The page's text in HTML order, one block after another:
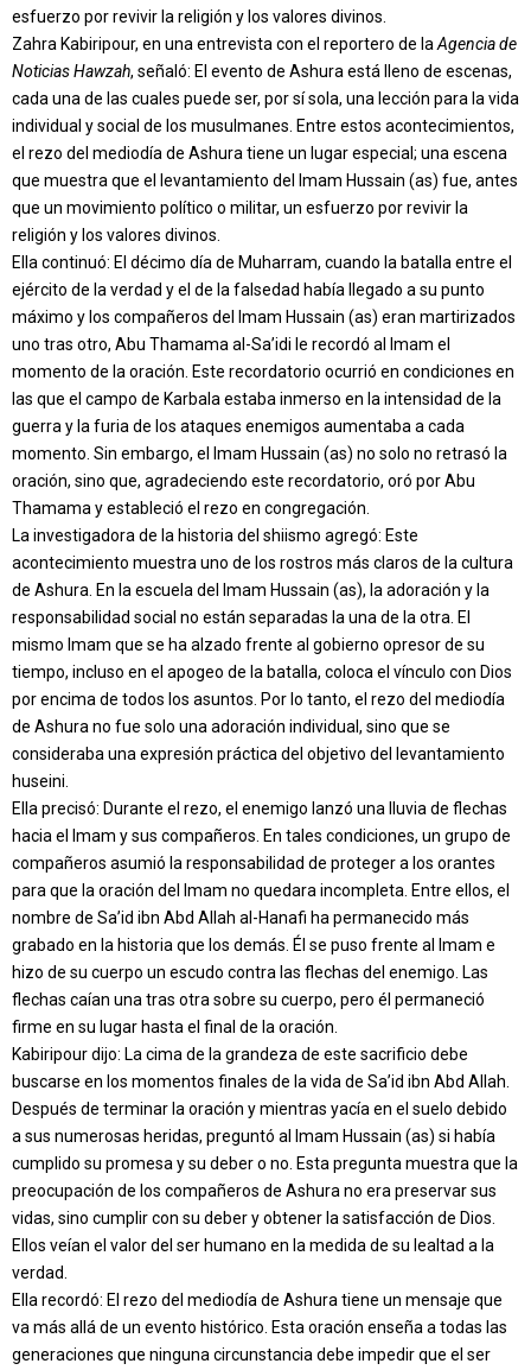
esfuerzo por revivir la religión y los valores divinos.
Zahra Kabiripour, en una entrevista con el reportero de la Agencia de
Noticias Hawzah, señaló: El evento de Ashura está lleno de escenas,
cada una de las cuales puede ser, por sí sola, una lección para la vida
individual y social de los musulmanes. Entre estos acontecimientos,
el rezo del mediodía de Ashura tiene un lugar especial; una escena
que muestra que el levantamiento del Imam Hussain (as) fue, antes
que un movimiento político o militar, un esfuerzo por revivir la
religión y los valores divinos.
Ella continuó: El décimo día de Muharram, cuando la batalla entre el
ejército de la verdad y el de la falsedad había llegado a su punto
máximo y los compañeros del Imam Hussain (as) eran martirizados
uno tras otro, Abu Thamama al-Sa’idi le recordó al Imam el
momento de la oración. Este recordatorio ocurrió en condiciones en
las que el campo de Karbala estaba inmerso en la intensidad de la
guerra y la furia de los ataques enemigos aumentaba a cada
momento. Sin embargo, el Imam Hussain (as) no solo no retrasó la
oración, sino que, agradeciendo este recordatorio, oró por Abu
Thamama y estableció el rezo en congregación.
La investigadora de la historia del shiismo agregó: Este
acontecimiento muestra uno de los rostros más claros de la cultura
de Ashura. En la escuela del Imam Hussain (as), la adoración y la
responsabilidad social no están separadas la una de la otra. El
mismo Imam que se ha alzado frente al gobierno opresor de su
tiempo, incluso en el apogeo de la batalla, coloca el vínculo con Dios
por encima de todos los asuntos. Por lo tanto, el rezo del mediodía
de Ashura no fue solo una adoración individual, sino que se
consideraba una expresión práctica del objetivo del levantamiento
huseini.
Ella precisó: Durante el rezo, el enemigo lanzó una lluvia de flechas
hacia el Imam y sus compañeros. En tales condiciones, un grupo de
compañeros asumió la responsabilidad de proteger a los orantes
para que la oración del Imam no quedara incompleta. Entre ellos, el
nombre de Sa’id ibn Abd Allah al-Hanafi ha permanecido más
grabado en la historia que los demás. Él se puso frente al Imam e
hizo de su cuerpo un escudo contra las flechas del enemigo. Las
flechas caían una tras otra sobre su cuerpo, pero él permaneció
firme en su lugar hasta el final de la oración.
Kabiripour dijo: La cima de la grandeza de este sacrificio debe
buscarse en los momentos finales de la vida de Sa’id ibn Abd Allah.
Después de terminar la oración y mientras yacía en el suelo debido
a sus numerosas heridas, preguntó al Imam Hussain (as) si había
cumplido su promesa y su deber o no. Esta pregunta muestra que la
preocupación de los compañeros de Ashura no era preservar sus
vidas, sino cumplir con su deber y obtener la satisfacción de Dios.
Ellos veían el valor del ser humano en la medida de su lealtad a la
verdad.
Ella recordó: El rezo del mediodía de Ashura tiene un mensaje que
va más allá de un evento histórico. Esta oración enseña a todas las
generaciones que ninguna circunstancia debe impedir que el ser